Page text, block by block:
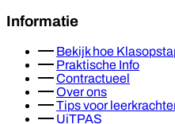
Informatie
Bekijk hoe
Praktische Info
Contractueel
Over ons
Tips voor
UiTPAS